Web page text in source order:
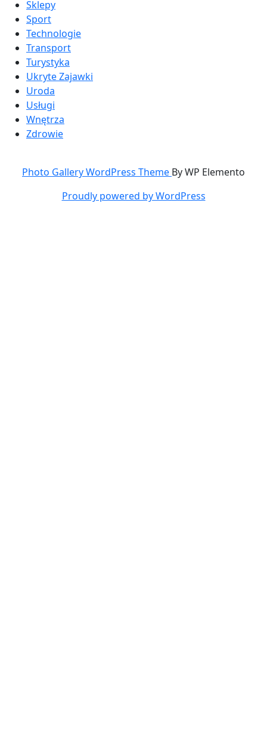
Sklepy
Sport
Technologie
Transport
Turystyka
Ukryte Zajawki
Uroda
Usługi
Wnętrza
Zdrowie
Photo Gallery WordPress Theme By WP Elemento
Proudly powered by WordPress